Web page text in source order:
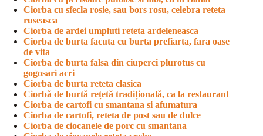
Ciorba cu sfecla rosie, sau bors rosu, celebra reteta
ruseasca
Ciorba de ardei umpluti reteta ardeleneasca
Ciorba de burta facuta cu burta prefiarta, fara oase
de vita
Ciorba de burta falsa din ciuperci plurotus cu
gogosari acri
Ciorba de burta reteta clasica
Ciorbă de burtă rețetă tradițională, ca la restaurant
Ciorba de cartofi cu smantana si afumatura
Ciorba de cartofi, reteta de post sau de dulce
Ciorba de ciocanele de porc cu smantana